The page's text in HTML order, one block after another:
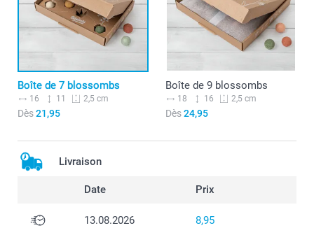
Boîte de 7 blossombs
16 11 2,5 cm
Dès21,95
Boîte de 9 blossombs
18 16 2,5 cm
Dès24,95
Livraison
Date Prix
13.08.2026 8,95